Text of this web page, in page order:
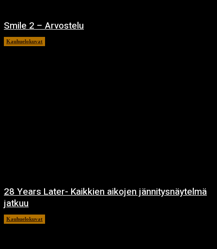
Smile 2 – Arvostelu
Kauhuelokuvat
28 Years Later- Kaikkien aikojen jännitysnäytelmä
jatkuu
Kauhuelokuvat